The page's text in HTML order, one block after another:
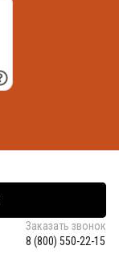
Заказать звонок
8 (800) 550-22-15